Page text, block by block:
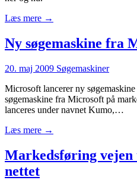
Læs mere →
Ny søgemaskine fra
20. maj 2009 Søgemaskiner
Microsoft lancerer ny
søgemaskine fra Microsoft på
lanceres under navnet Kumo,…
Læs mere →
Markedsføring
nettet